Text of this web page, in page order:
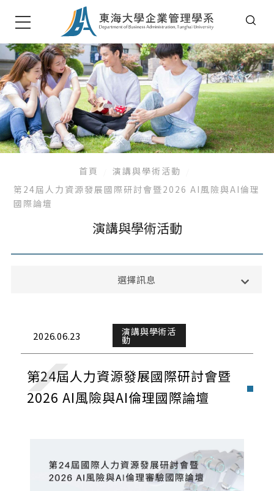
首頁
演講與學術活動
第24屆人力資源發展國際研討會暨2026 AI風險與AI倫理
國際論壇
演講與學術活動
選擇訊息
校外活動
校內活動
榮譽榜
2026.06.23 演講與學術活
動
第24屆人力資源發展國際研討會暨
2026 AI風險與AI倫理國際論壇